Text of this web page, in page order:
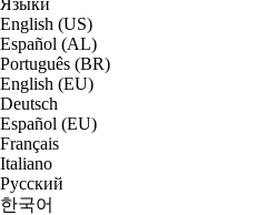
English (US)
Español (AL)
Português (BR)
English (EU)
Deutsch
Español (EU)
Français
Italiano
Русский
한국어